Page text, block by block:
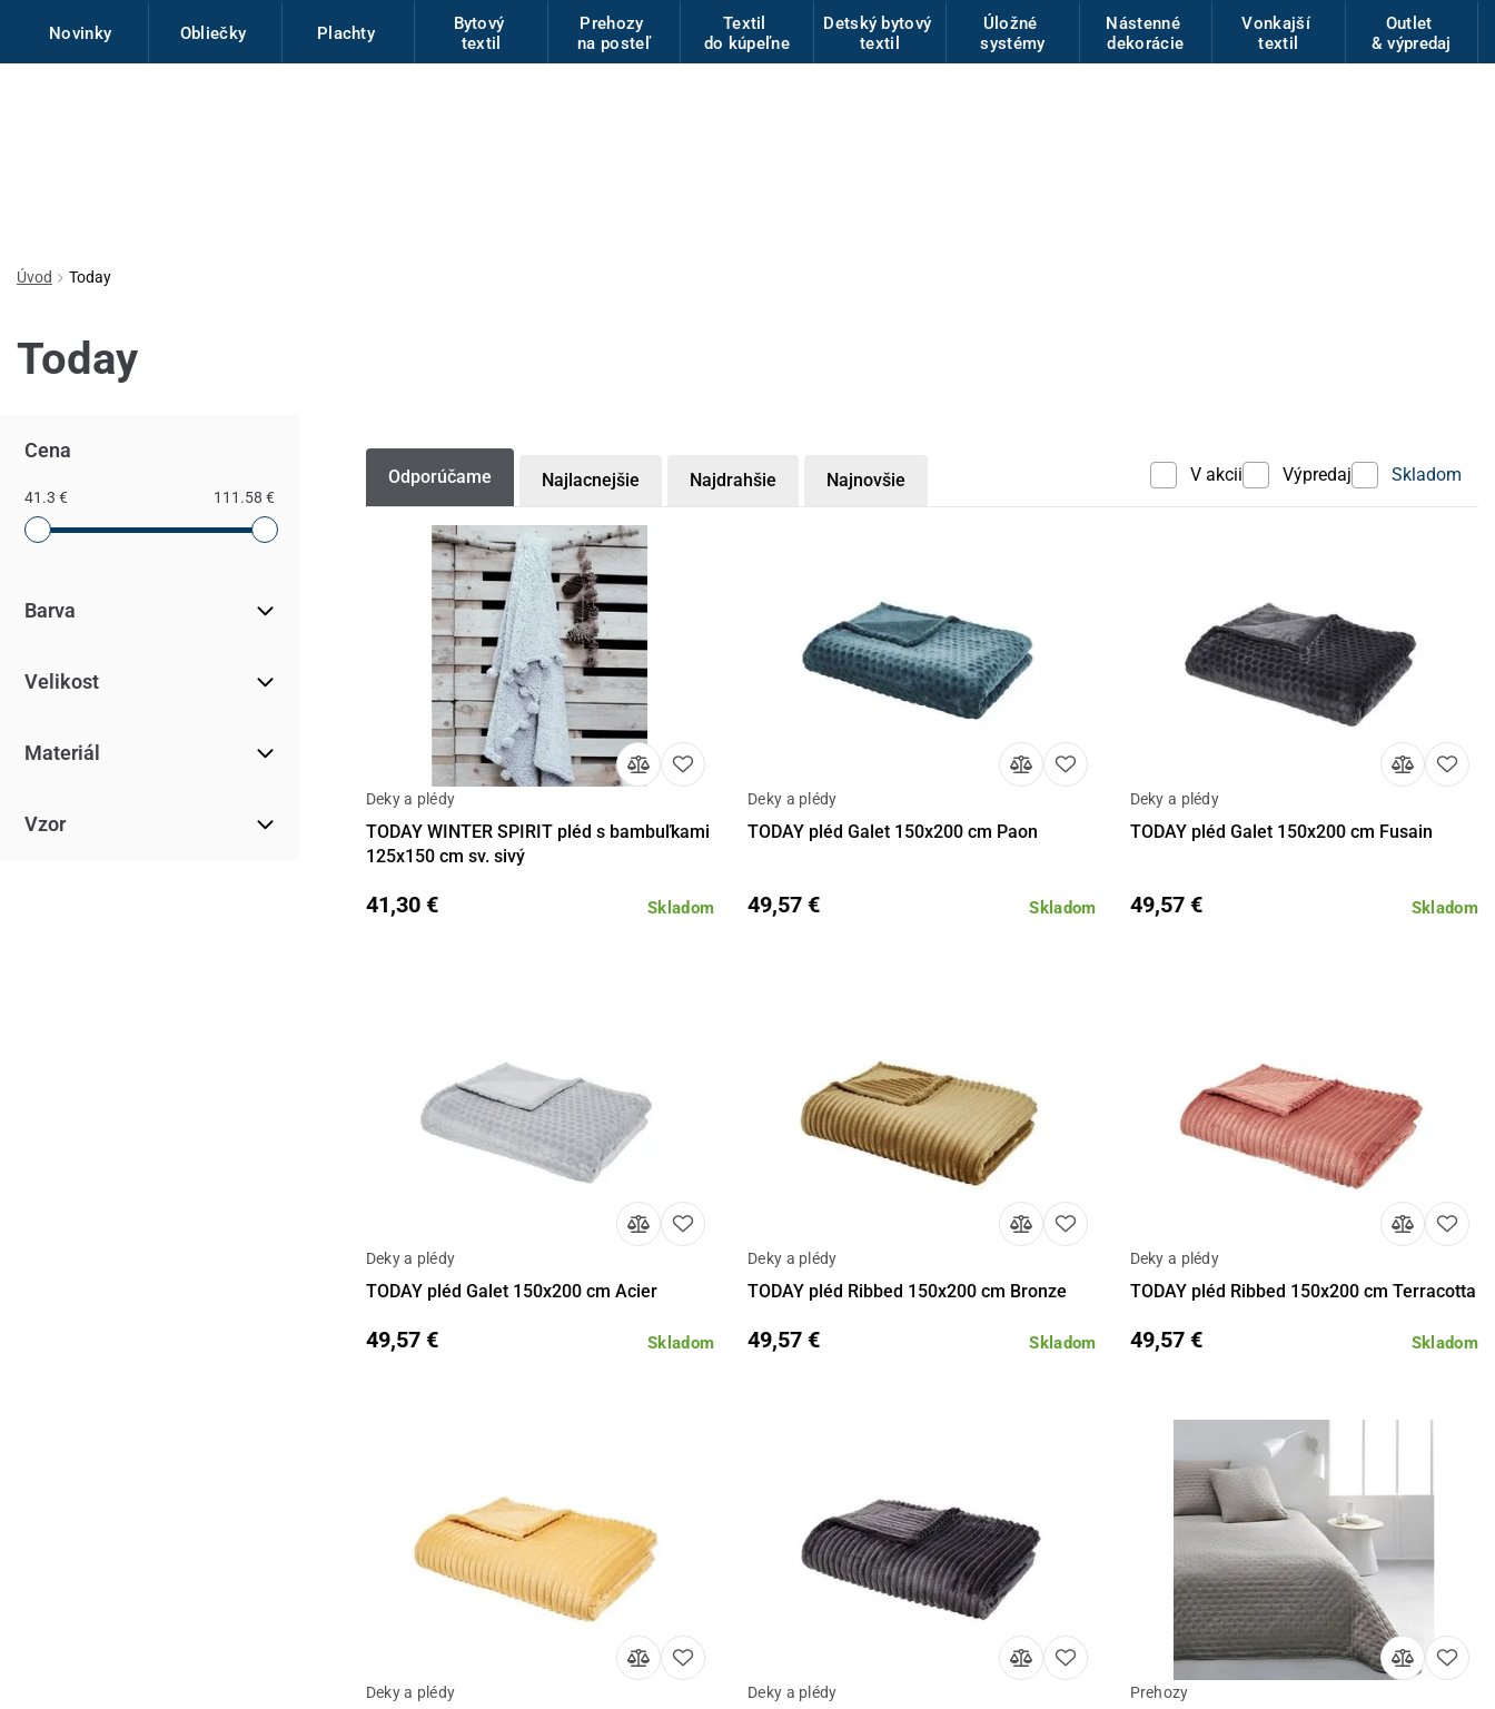
Novinky Obliečky Plachty
Bytový
textil
Prehozy
na posteľ
Textil
do kúpeľne
Detský bytový
textil
Úložné
systémy
Nástenné
dekorácie
Vonkajší
textil
Outlet
& výpredaj
Úvod Today
Today
Cena
41.3 € 111.58 €
Barva
Velikost
Materiál
Vzor
Odporúčame Najlacnejšie Najdrahšie Najnovšie V akcii Výpredaj Skladom
Deky a plédy
TODAY WINTER SPIRIT pléd s bambuľkami
125x150 cm sv. sivý
Skladom
41,30 €
Deky a plédy
TODAY pléd Galet 150x200 cm Paon
Skladom
49,57 €
Deky a plédy
TODAY pléd Galet 150x200 cm Fusain
Skladom
49,57 €
Deky a plédy
TODAY pléd Galet 150x200 cm Acier
Skladom
49,57 €
Deky a plédy
TODAY pléd Ribbed 150x200 cm Bronze
Skladom
49,57 €
Deky a plédy
TODAY pléd Ribbed 150x200 cm Terracotta
Skladom
49,57 €
Deky a plédy Deky a plédy Prehozy